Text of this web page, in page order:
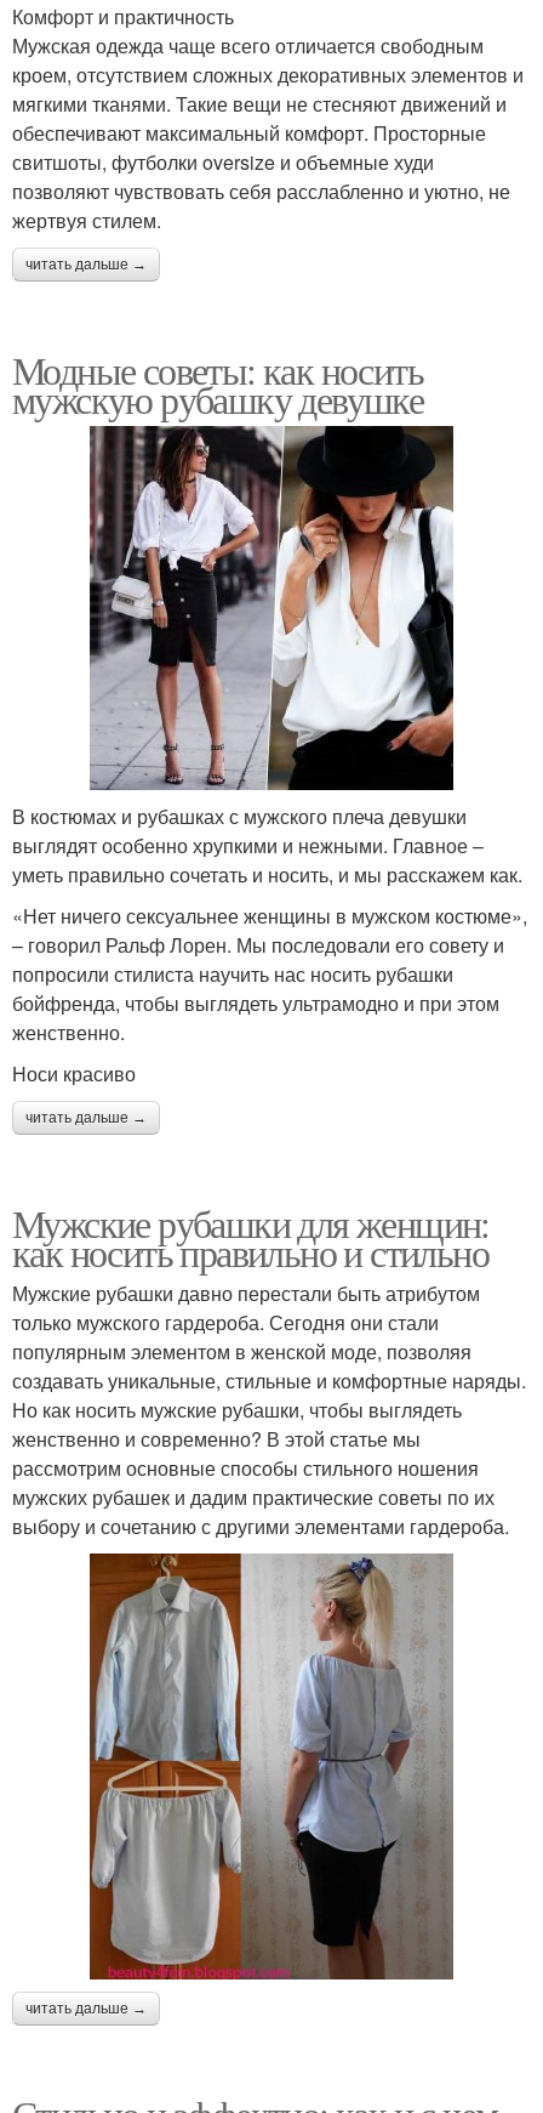
Комфорт и практичность
Мужская одежда чаще всего отличается свободным
кроем, отсутствием сложных декоративных элементов и
мягкими тканями. Такие вещи не стесняют движений и
обеспечивают максимальный комфорт. Просторные
свитшоты, футболки oversize и объемные худи
позволяют чувствовать себя расслабленно и уютно, не
жертвуя стилем.
читать дальше →
Модные советы: как носить
мужскую рубашку девушке
В костюмах и рубашках с мужского плеча девушки
выглядят особенно хрупкими и нежными. Главное –
уметь правильно сочетать и носить, и мы расскажем как.
«Нет ничего сексуальнее женщины в мужском костюме»,
– говорил Ральф Лорен. Мы последовали его совету и
попросили стилиста научить нас носить рубашки
бойфренда, чтобы выглядеть ультрамодно и при этом
женственно.
Носи красиво
читать дальше →
Мужские рубашки для женщин:
как носить правильно и стильно
Мужские рубашки давно перестали быть атрибутом
только мужского гардероба. Сегодня они стали
популярным элементом в женской моде, позволяя
создавать уникальные, стильные и комфортные наряды.
Но как носить мужские рубашки, чтобы выглядеть
женственно и современно? В этой статье мы
рассмотрим основные способы стильного ношения
мужских рубашек и дадим практические советы по их
выбору и сочетанию с другими элементами гардероба.
читать дальше →